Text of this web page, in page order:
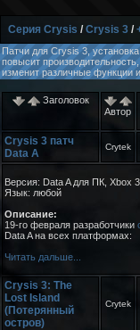
Серия Crysis /Crysis 3 /
Патчи для Crysis 3,
повысит
изменит различные функции и
Заголовок
Автор
Crysis 3 патч
Data A
Crytek
Версия: Data A для ПК, Xbox
Язык: любой
Описание:
19-го февраля разработчики
Data A на всех платформах:
Читать дальше...
Crysis 3: The
Lost Island
(Потерянный
остров)
Crytek